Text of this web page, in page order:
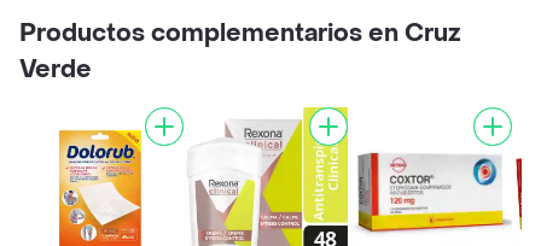
Productos complementarios en Cruz
Verde